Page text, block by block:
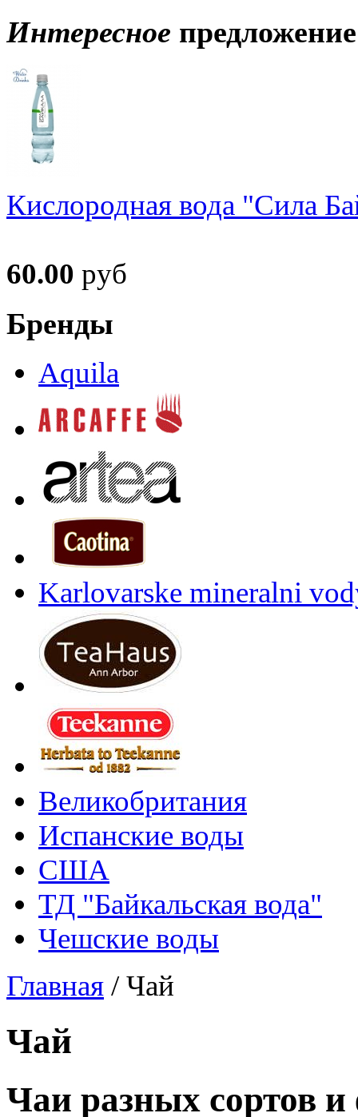
Интересное предложение
Кислородная вода "Сила
60.00 руб
Бренды
Aquila
Karlovarske mineralni
Великобритания
Испанские воды
США
ТД "Байкальская вода"
Чешские воды
Главная /Чай
Чай
Чаи разных сортов и